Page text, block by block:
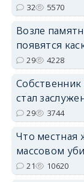
32 5570
Возле
появятся
29 4228
стал
29 3744
Что местная
массовом
21 10620